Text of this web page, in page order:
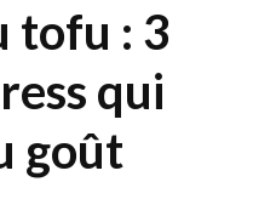
tofu : 3
qui
goût